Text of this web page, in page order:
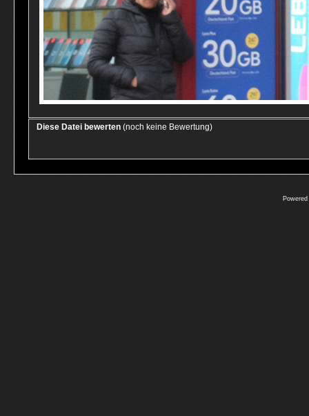
Diese Datei bewerten (noch keine Bewertung)